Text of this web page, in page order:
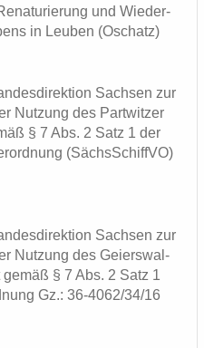
und Wie­der­
in Leu­ben (Oschatz)
Sach­sen zur
Nut­zung des Part­wit­zer
§ 7 Abs. 2 Satz 1 der
(Sächs­Schiff­VO)
Sach­sen zur
Nut­zung des Gei­ers­wal­
§ 7 Abs. 2 Satz 1
Gz.: 36-4062/34/16